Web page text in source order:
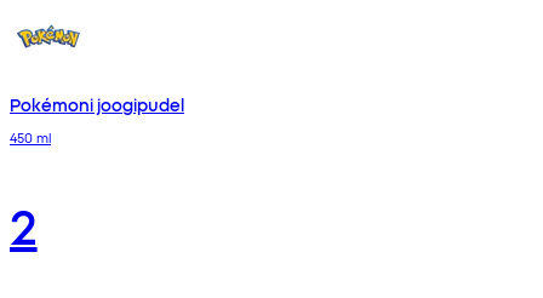
Pokémoni joogipudel
450 ml
2